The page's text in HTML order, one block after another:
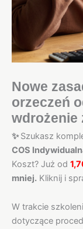
Nowe
orzeczeń
wdrożenie
✨Szukasz
COS
Koszt? Już od
mniej. Kliknij i
W trakcie
dotyczące
zmian